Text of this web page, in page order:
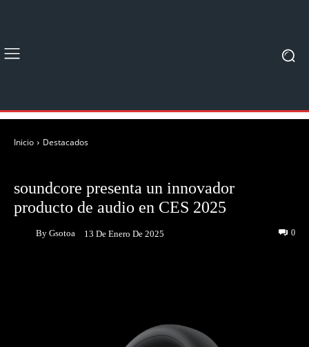
Inicio Destacados
soundcore presenta un innovador
producto de audio en CES 2025
By Gsotoa 13 De Enero De 2025 0